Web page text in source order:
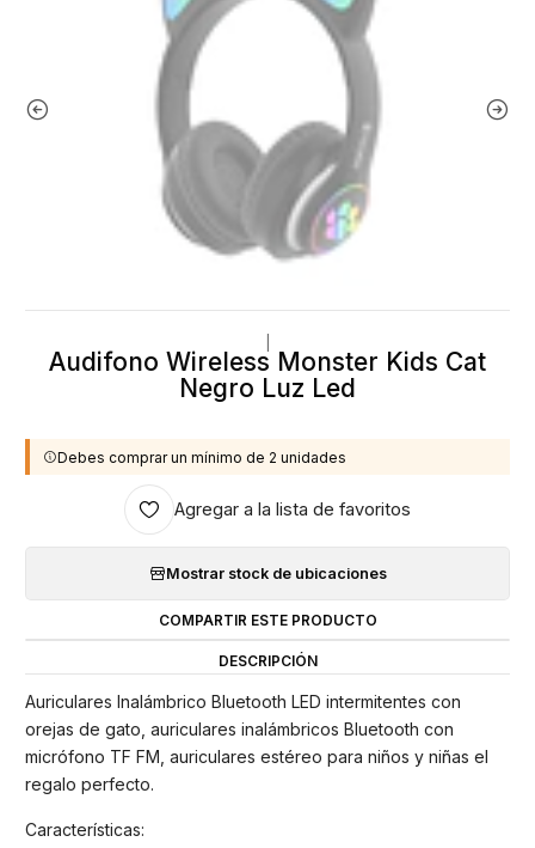
Audifono Wireless Monster Kids Cat
Negro Luz Led
Debes comprar un mínimo de 2 unidades
Agregar a la lista de favoritos
Mostrar stock de ubicaciones
COMPARTIR ESTE PRODUCTO
DESCRIPCIÓN
Auriculares Inalámbrico Bluetooth LED intermitentes con
orejas de gato, auriculares inalámbricos Bluetooth con
micrófono TF FM, auriculares estéreo para niños y niñas el
regalo perfecto.
Características: